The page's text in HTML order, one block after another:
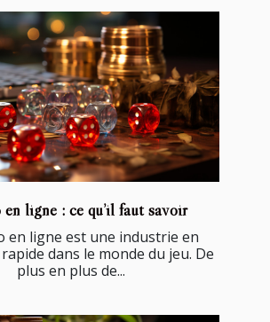
ligne : ce qu’il faut savoir
en ligne est une industrie en
dans le monde du jeu. De
plus en plus de...